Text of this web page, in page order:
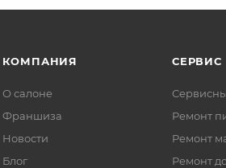
КОМПАНИЯ
О салоне
Франшиза
Новости
Блог
СЕРВИС
Ремонт
Ремонт
Ремонт